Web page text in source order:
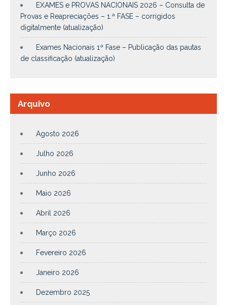
EXAMES e PROVAS NACIONAIS 2026 – Consulta de
Provas e Reapreciações – 1.ª FASE – corrigidos
digitalmente (atualização)
Exames Nacionais 1ª Fase – Publicação das pautas
de classificação (atualização)
Arquivo
Agosto 2026
Julho 2026
Junho 2026
Maio 2026
Abril 2026
Março 2026
Fevereiro 2026
Janeiro 2026
Dezembro 2025